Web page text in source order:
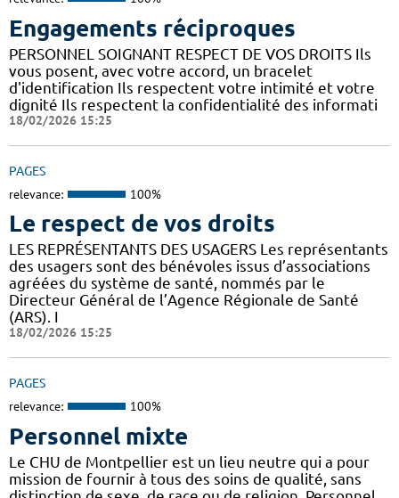
Engagements réciproques
PERSONNEL SOIGNANT RESPECT DE VOS DROITS Ils
vous posent, avec votre accord, un bracelet
d'identification Ils respectent votre intimité et votre
dignité Ils respectent la confidentialité des informati
18/02/2026 15:25
PAGES
relevance: 100%
Le respect de vos droits
LES REPRÉSENTANTS DES USAGERS Les représentants
des usagers sont des bénévoles issus d’associations
agréées du système de santé, nommés par le
Directeur Général de l’Agence Régionale de Santé
(ARS). I
18/02/2026 15:25
PAGES
relevance: 100%
Personnel mixte
Le CHU de Montpellier est un lieu neutre qui a pour
mission de fournir à tous des soins de qualité, sans